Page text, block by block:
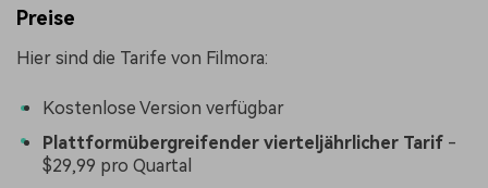
Preise
Hier sind die Tarife von Filmora:
Kostenlose Version verfügbar
Plattformübergreifender vierteljährlicher Tarif -
$29,99 pro Quartal